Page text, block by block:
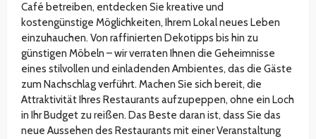
Café betreiben, entdecken Sie kreative und
kostengünstige Möglichkeiten, Ihrem Lokal neues Leben
einzuhauchen. Von raffinierten Dekotipps bis hin zu
günstigen Möbeln – wir verraten Ihnen die Geheimnisse
eines stilvollen und einladenden Ambientes, das die Gäste
zum Nachschlag verführt. Machen Sie sich bereit, die
Attraktivität Ihres Restaurants aufzupeppen, ohne ein Loch
in Ihr Budget zu reißen. Das Beste daran ist, dass Sie das
neue Aussehen des Restaurants mit einer Veranstaltung